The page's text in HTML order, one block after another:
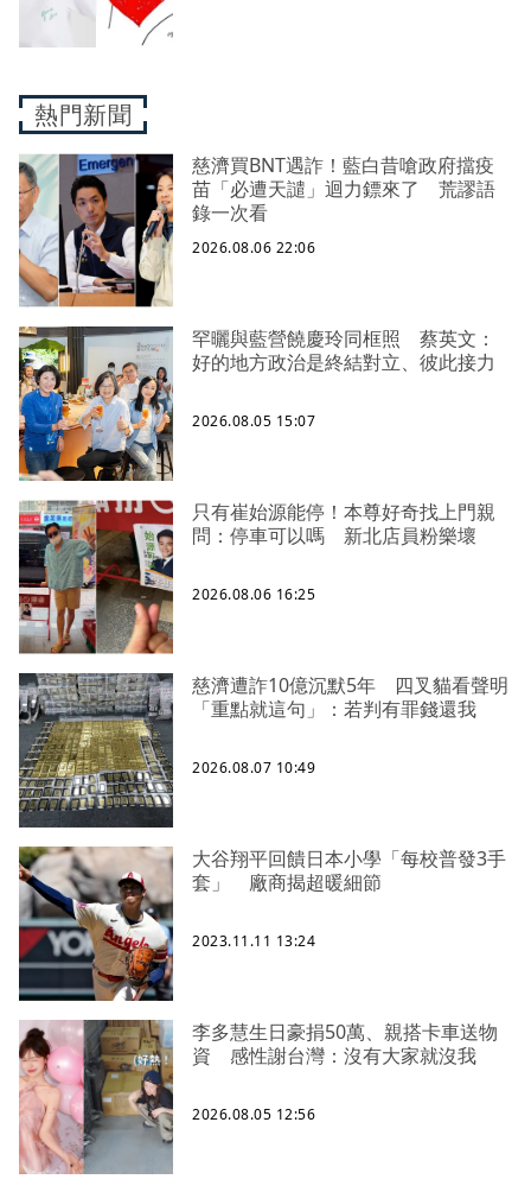
熱門新聞
慈濟買BNT遇詐！藍白昔嗆政府擋疫
苗「必遭天譴」迴力鏢來了 荒謬語
錄一次看
2026.08.06 22:06
罕曬與藍營饒慶玲同框照 蔡英文：
好的地方政治是終結對立、彼此接力
2026.08.05 15:07
只有崔始源能停！本尊好奇找上門親
問：停車可以嗎 新北店員粉樂壞
2026.08.06 16:25
慈濟遭詐10億沉默5年 四叉貓看聲明
「重點就這句」：若判有罪錢還我
2026.08.07 10:49
大谷翔平回饋日本小學「每校普發3手
套」 廠商揭超暖細節
2023.11.11 13:24
李多慧生日豪捐50萬、親搭卡車送物
資 感性謝台灣：沒有大家就沒我
2026.08.05 12:56